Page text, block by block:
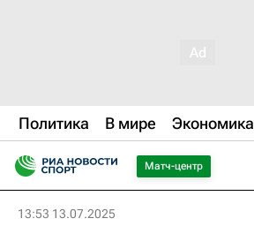
Политика В мире Экономика
Матч-центр
13:53 13.07.2025